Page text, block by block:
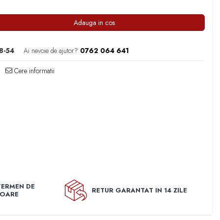
Adauga in cos
54 Ai nevoie de ajutor? 0762 064 641
Cere informatii
DE
RETUR GARANTAT IN 14 ZILE